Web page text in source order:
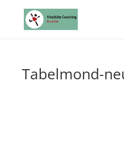
Tabelmond-